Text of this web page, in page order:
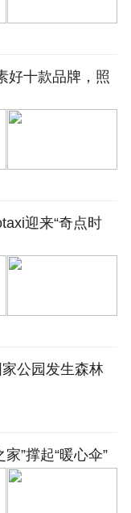
好十款品牌，照
迎来“奇点时
公园发生森林
”撑起“暖心伞”